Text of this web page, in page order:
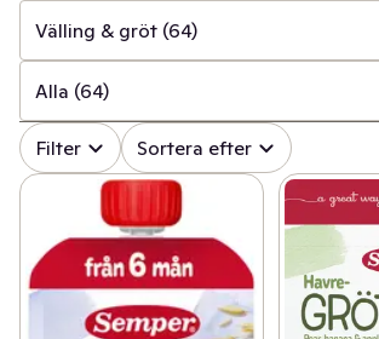
Välling & gröt (64)
✓ Alla (393)
✓ Barnmat (179)
Mjölkersättning
✓ Välling & gröt (64)
✓ Blöjor (70)
Alla (64)
✓ Alla (64)
Välling flerportion
✓ Välling drickfärdig
Gröt flerportion (19)
Filter Sortera efter